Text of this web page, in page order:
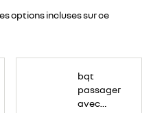
options incluses sur ce
bqt
passager
avec